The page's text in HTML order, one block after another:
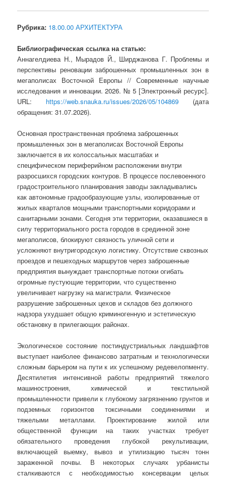
Рубрика: 18.00.00 АРХИТЕКТУРА
Библиографическая ссылка на статью:
Аннагелдиева Н., Мырадов Й., Ширджанова Г. Проблемы и
перспективы реновации заброшенных промышленных зон в
мегаполисах Восточной Европы // Современные научные
исследования и инновации. 2026. № 5 [Электронный ресурс].
URL: https://web.snauka.ru/issues/2026/05/104869 (дата
обращения: 31.07.2026).
Основная пространственная проблема заброшенных
промышленных зон в мегаполисах Восточной Европы
заключается в их колоссальных масштабах и
специфическом периферийном расположении внутри
разросшихся городских контуров. В процессе послевоенного
градостроительного планирования заводы закладывались
как автономные градообразующие узлы, изолированные от
жилых кварталов мощными транспортными коридорами и
санитарными зонами. Сегодня эти территории, оказавшиеся в
силу территориального роста городов в срединной зоне
мегаполисов, блокируют связность уличной сети и
усложняют внутригородскую логистику. Отсутствие сквозных
проездов и пешеходных маршрутов через заброшенные
предприятия вынуждает транспортные потоки огибать
огромные пустующие территории, что существенно
увеличивает нагрузку на магистрали. Физическое
разрушение заброшенных цехов и складов без должного
надзора ухудшает общую криминогенную и эстетическую
обстановку в прилегающих районах.
Экологическое состояние постиндустриальных ландшафтов
выступает наиболее финансово затратным и технологически
сложным барьером на пути к их успешному редевелопменту.
Десятилетия интенсивной работы предприятий тяжелого
машиностроения, химической и текстильной
промышленности привели к глубокому загрязнению грунтов и
подземных горизонтов токсичными соединениями и
тяжелыми металлами. Проектирование жилой или
общественной функции на таких участках требует
обязательного проведения глубокой рекультивации,
включающей выемку, вывоз и утилизацию тысяч тонн
зараженной почвы. В некоторых случаях урбанисты
сталкиваются с необходимостью консервации целых